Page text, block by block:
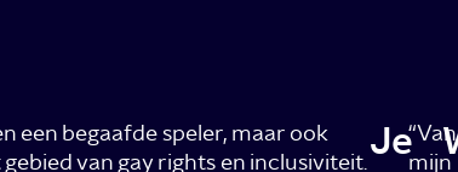
een begaafde speler, maar ook
van gay rights en inclusiviteit. Jemijn